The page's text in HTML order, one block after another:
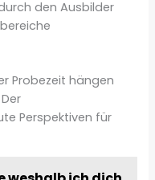
den Ausbilder
Probezeit hängen
Perspektiven für